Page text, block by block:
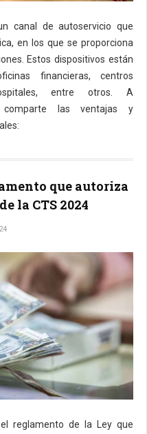
canal de autoservicio que
en los que se proporciona
Estos dispositivos están
financieras, centros
entre otros. A
las ventajas y
que autoriza
la CTS 2024
reglamento de la Ley que